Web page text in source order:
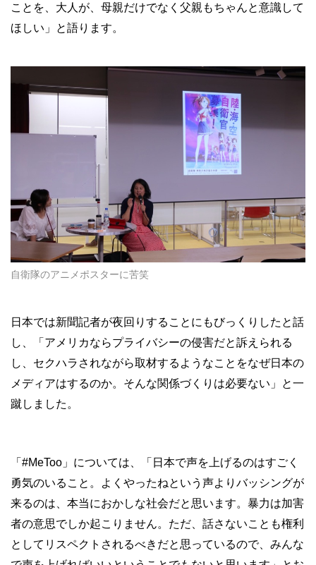
ことを、大人が、母親だけでなく父親もちゃんと意識して
ほしい」と語ります。
自衛隊のアニメポスターに苦笑
日本では新聞記者が夜回りすることにもびっくりしたと話
し、「アメリカならプライバシーの侵害だと訴えられる
し、セクハラされながら取材するようなことをなぜ日本の
メディアはするのか。そんな関係づくりは必要ない」と一
蹴しました。
「#MeToo」については、「日本で声を上げるのはすごく
勇気のいること。よくやったねという声よりバッシングが
来るのは、本当におかしな社会だと思います。暴力は加害
者の意思でしか起こりません。ただ、話さないことも権利
としてリスペクトされるべきだと思っているので、みんな